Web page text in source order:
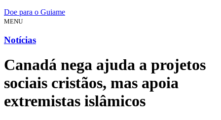
Doe para o Guiame
MENU
Notícias
Canadá nega ajuda a projetos
sociais cristãos, mas apoia
extremistas islâmicos